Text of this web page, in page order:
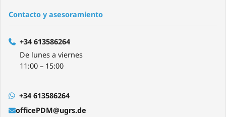
Contacto y asesoramiento
+34 613586264
De lunes a viernes
11:00 – 15:00
+34 613586264
officePDM@ugrs.de